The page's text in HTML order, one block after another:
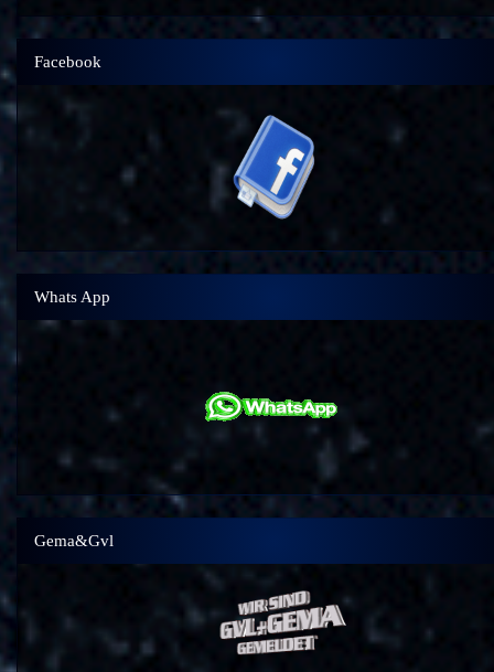
Facebook
Whats App
Gema&Gvl